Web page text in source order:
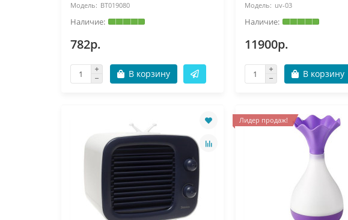
BT019080
782р.
В корзину
uv-03
11900р.
В корзину
Лидер продаж!